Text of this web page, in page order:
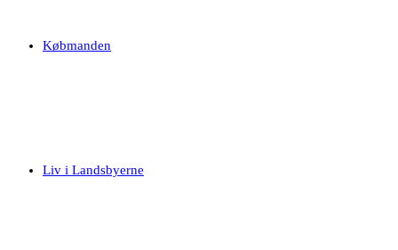
Købmanden
Liv i Landsbyerne